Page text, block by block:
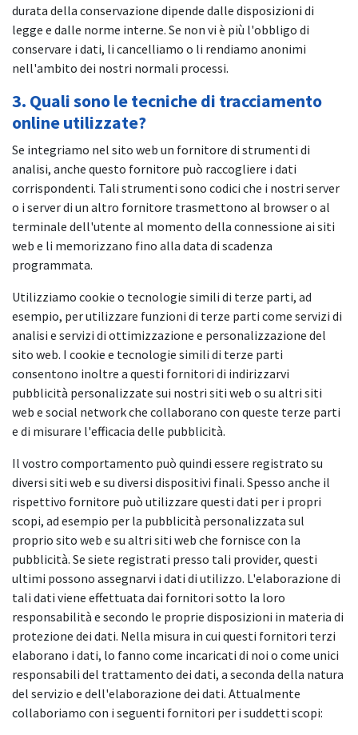
durata della conservazione dipende dalle disposizioni di
legge e dalle norme interne. Se non vi è più l'obbligo di
conservare i dati, li cancelliamo o li rendiamo anonimi
nell'ambito dei nostri normali processi.
3. Quali sono le tecniche di tracciamento
online utilizzate?
Se integriamo nel sito web un fornitore di strumenti di
analisi, anche questo fornitore può raccogliere i dati
corrispondenti. Tali strumenti sono codici che i nostri server
o i server di un altro fornitore trasmettono al browser o al
terminale dell'utente al momento della connessione ai siti
web e li memorizzano fino alla data di scadenza
programmata.
Utilizziamo cookie o tecnologie simili di terze parti, ad
esempio, per utilizzare funzioni di terze parti come servizi di
analisi e servizi di ottimizzazione e personalizzazione del
sito web. I cookie e tecnologie simili di terze parti
consentono inoltre a questi fornitori di indirizzarvi
pubblicità personalizzate sui nostri siti web o su altri siti
web e social network che collaborano con queste terze parti
e di misurare l'efficacia delle pubblicità.
Il vostro comportamento può quindi essere registrato su
diversi siti web e su diversi dispositivi finali. Spesso anche il
rispettivo fornitore può utilizzare questi dati per i propri
scopi, ad esempio per la pubblicità personalizzata sul
proprio sito web e su altri siti web che fornisce con la
pubblicità. Se siete registrati presso tali provider, questi
ultimi possono assegnarvi i dati di utilizzo. L'elaborazione di
tali dati viene effettuata dai fornitori sotto la loro
responsabilità e secondo le proprie disposizioni in materia di
protezione dei dati. Nella misura in cui questi fornitori terzi
elaborano i dati, lo fanno come incaricati di noi o come unici
responsabili del trattamento dei dati, a seconda della natura
del servizio e dell'elaborazione dei dati. Attualmente
collaboriamo con i seguenti fornitori per i suddetti scopi: